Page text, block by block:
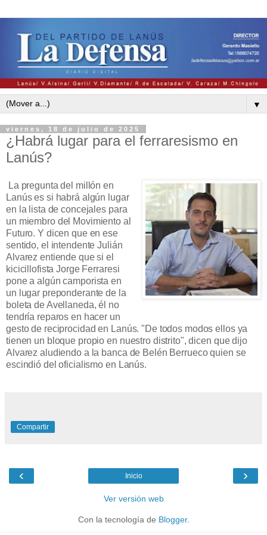
▼
viernes, 18 de julio de 2025
¿Habrá lugar para el ferraresismo en
Lanús?
La pregunta del millón en
Lanús es si habrá algún lugar
en la lista de concejales para
un miembro del Movimiento al
Futuro. Y dicen que en ese
sentido, el intendente Julián
Alvarez entiende que si el
kicicillofista Jorge Ferraresi
pone a algún camporista en
un lugar preponderante de la
boleta de Avellaneda, él no
tendría reparos en hacer un
gesto de reciprocidad en Lanús. "De todos modos ellos ya
tienen un bloque propio en nuestro distrito", dicen que dijo
Alvarez aludiendo a la banca de Belén Berrueco quien se
escindió del oficialismo en Lanús.
Compartir
‹ ›
Inicio
Ver versión web
Con la tecnología de Blogger.